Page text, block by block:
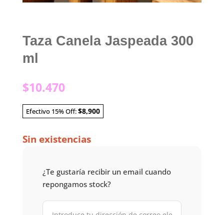
Taza Canela Jaspeada 300
ml
$10.470
Efectivo 15% Off:$8,900
Sin existencias
¿Te gustaría recibir un email cuando
repongamos stock?